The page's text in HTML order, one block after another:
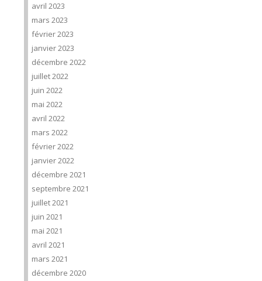
avril 2023
mars 2023
février 2023
janvier 2023
décembre 2022
juillet 2022
juin 2022
mai 2022
avril 2022
mars 2022
février 2022
janvier 2022
décembre 2021
septembre 2021
juillet 2021
juin 2021
mai 2021
avril 2021
mars 2021
décembre 2020